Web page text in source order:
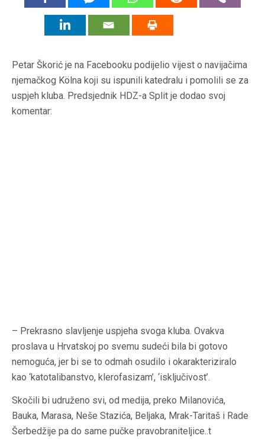
Petar Škorić je na Facebooku podijelio vijest o navijačima
njemačkog Kölna koji su ispunili katedralu i pomolili se za
uspjeh kluba. Predsjednik HDZ-a Split je dodao svoj
komentar:
– Prekrasno slavljenje uspjeha svoga kluba. Ovakva
proslava u Hrvatskoj po svemu sudeći bila bi gotovo
nemoguća, jer bi se to odmah osudilo i okarakteriziralo
kao ‘katotalibanstvo, klerofasizam’, ‘isključivost’.
Skočili bi udruženo svi, od medija, preko Milanovića,
Bauka, Marasa, Neše Stazića, Beljaka, Mrak-Taritaš i Rade
Šerbedžije pa do same pučke pravobraniteljice..t